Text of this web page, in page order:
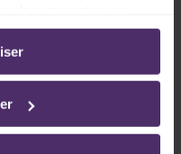
en matière